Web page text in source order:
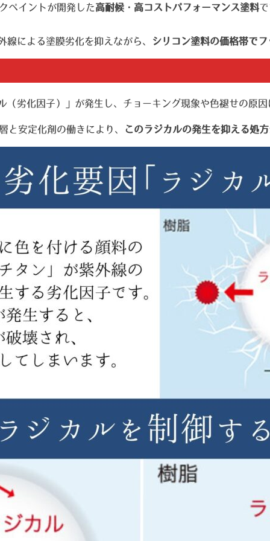
ペイントが開発した高耐候・高コストパフォーマンス塗料
による塗膜劣化を抑えながら、 シリコン塗料の価格帯で
（劣化因子）」が発生し、チョーキング現象や色褪せの原
と安定化剤の働きにより、 このラジカルの発生を抑える処方